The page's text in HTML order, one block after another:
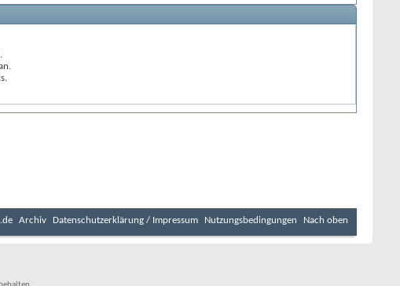
.
.
.
Archiv Datenschutzerklärung / Impressum Nutzungsbedingungen Nach oben